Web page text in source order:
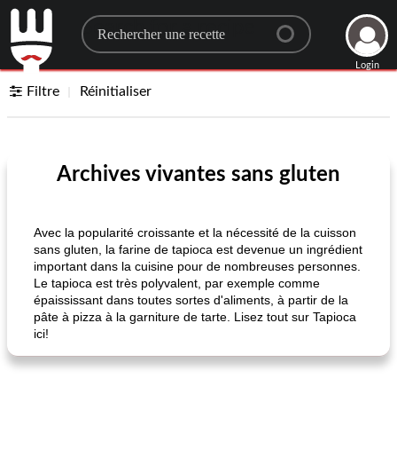
Search for a recipe
Login
Filtre Réinitialiser
Archives vivantes sans gluten
Avec la popularité croissante et la nécessité de la cuisson
sans gluten, la farine de tapioca est devenue un ingrédient
important dans la cuisine pour de nombreuses personnes.
Le tapioca est très polyvalent, par exemple comme
épaississant dans toutes sortes d'aliments, à partir de la
pâte à pizza à la garniture de tarte. Lisez tout sur Tapioca
ici!